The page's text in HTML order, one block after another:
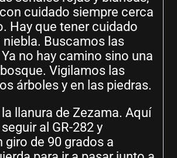
cuidado siempre cerca
Hay que tener cuidado
niebla. Buscamos las
no hay camino sino una
Vigilamos las
árboles y en las piedras.
llanura de Zezama. Aquí
al GR-282 y
giro de 90 grados a